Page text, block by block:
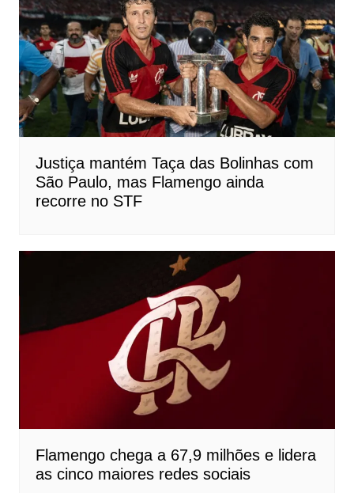
Justiça mantém Taça das Bolinhas com
São Paulo, mas Flamengo ainda
recorre no STF
Flamengo chega a 67,9 milhões e lidera
as cinco maiores redes sociais